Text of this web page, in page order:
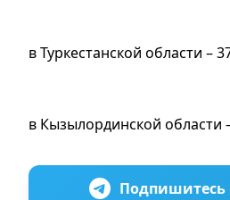
в Туркестанской области –
в Кызылординской области
Подпишитесь